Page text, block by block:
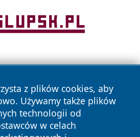
z plików cookies, aby
Używamy także plików
technologii od
w celach
Wszystkie prawa